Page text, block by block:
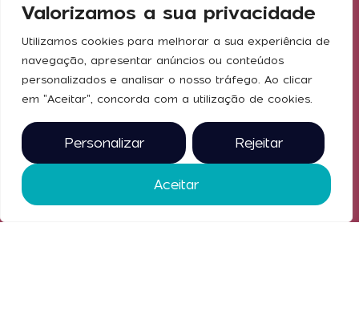
Valorizamos a sua privacidade
Utilizamos cookies para melhorar a sua experiência de
navegação, apresentar anúncios ou conteúdos
personalizados e analisar o nosso tráfego. Ao clicar
em "Aceitar", concorda com a utilização de cookies.
Personalizar Rejeitar
Aceitar
nacional da
Construção,
Design e
Engenharia.
De 18 a 21
de
novembro
de 2026, na
Exponor
2025 © todos
Expor
Contactos
Redes
Sociais